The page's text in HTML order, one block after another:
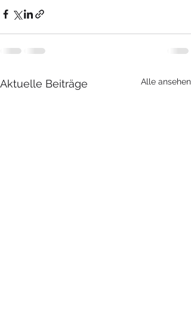
Aktuelle Beiträge Alle ansehen